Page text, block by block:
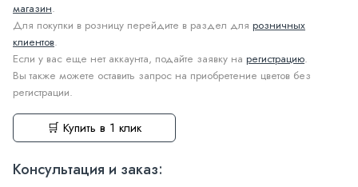
магазин.
Для покупки в розницу перейдите в раздел для розничных
клиентов.
Если у вас еще нет аккаунта, подайте заявку на регистрацию.
Вы также можете оставить запрос на приобретение цветов без
регистрации.
🛒 Купить в 1 клик
Консультация и заказ: